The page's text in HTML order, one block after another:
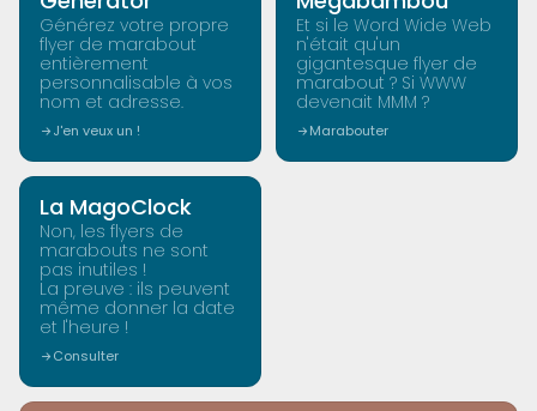
Générez votre propre
flyer de marabout
entièrement
personnalisable à vos
nom et adresse.
J'en veux un !
Et si le Word Wide Web
n'était qu'un
gigantesque flyer de
marabout ? Si WWW
devenait MMM ?
Marabouter
La MagoClock
Non, les flyers de
marabouts ne sont
pas inutiles !
La preuve : ils peuvent
même donner la date
et l'heure !
Consulter